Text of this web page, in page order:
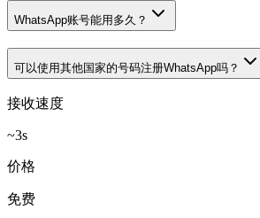
WhatsApp账号能用多久？
可以使用其他国家的号码注册WhatsApp吗？
接收速度
~3s
价格
免费